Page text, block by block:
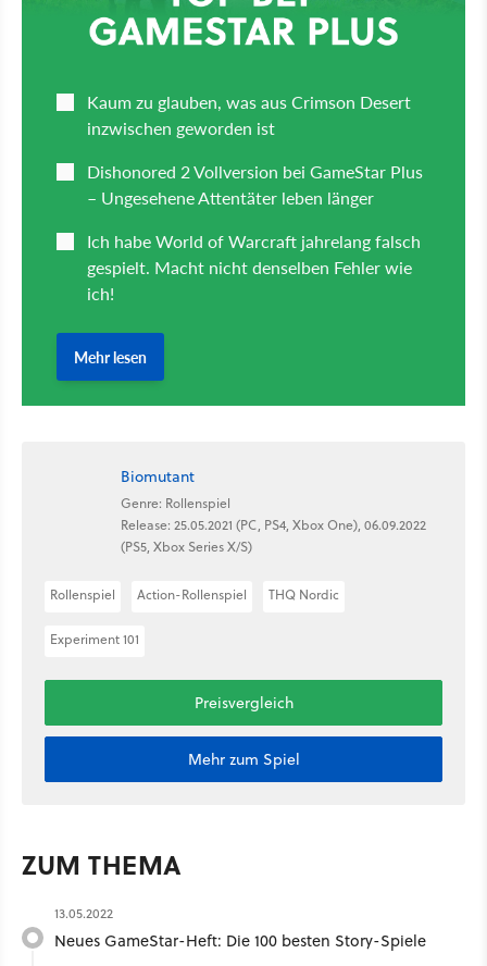
Biomutant
Genre: Rollenspiel
Release: 25.05.2021 (PC, PS4, Xbox One), 06.09.2022
(PS5, Xbox Series X/S)
Rollenspiel Action-Rollenspiel THQ Nordic
Experiment 101
Preisvergleich
Mehr zum Spiel
ZUM THEMA
13.05.2022
Neues GameStar-Heft: Die 100 besten Story-Spiele